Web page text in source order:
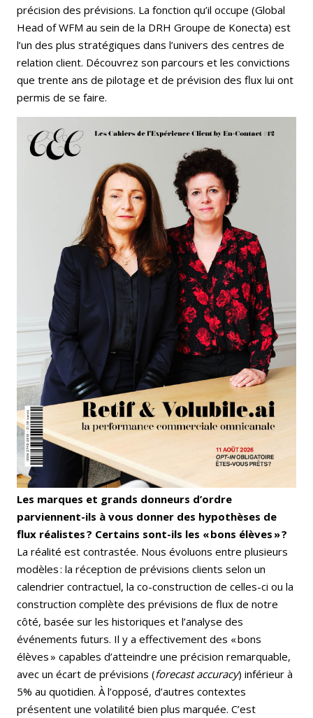
précision des prévisions. La fonction qu’il occupe (Global
Head of WFM au sein de la DRH Groupe de Konecta) est
l’un des plus stratégiques dans l’univers des centres de
relation client. Découvrez son parcours et les convictions
que trente ans de pilotage et de prévision des flux lui ont
permis de se faire.
Les marques et grands donneurs d’ordre
parviennent-ils à vous donner des hypothèses de
flux réalistes ? Certains sont-ils les « bons élèves » ?
La réalité est contrastée. Nous évoluons entre plusieurs
modèles : la réception de prévisions clients selon un
calendrier contractuel, la co-construction de celles-ci ou la
construction complète des prévisions de flux de notre
côté, basée sur les historiques et l’analyse des
événements futurs. Il y a effectivement des « bons
élèves » capables d’atteindre une précision remarquable,
avec un écart de prévisions (forecast accuracy) inférieur à
5% au quotidien. À l’opposé, d’autres contextes
présentent une volatilité bien plus marquée. C’est